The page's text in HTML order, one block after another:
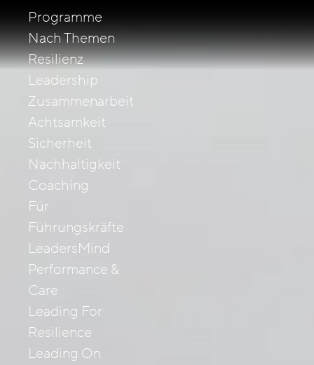
Programme
Nach Themen
Resilienz
Leadership
Zusammenarbeit
Achtsamkeit
Sicherheit
Nachhaltigkeit
Coaching
Für
Führungskräfte
LeadersMind
Performance &
Care
Leading For
Resilience
Leading On